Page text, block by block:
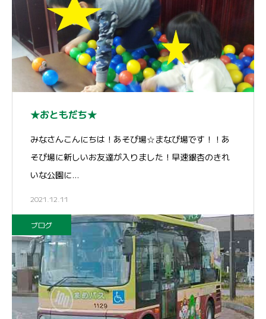
★おともだち★
みなさんこんにちは！あそび場☆まなび場です！！あ
そび場に新しいお友達が入りました！早速銀杏のきれ
いな公園に…
2021.12.11
ブログ